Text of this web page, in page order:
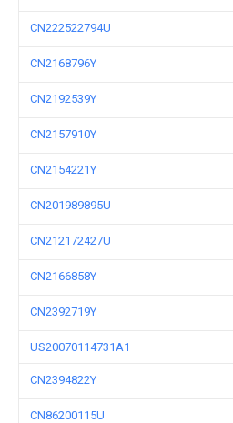
CN222522794U
CN2168796Y
CN2192539Y
CN2157910Y
CN2154221Y
CN201989895U
CN212172427U
CN2166858Y
CN2392719Y
US20070114731A1
CN2394822Y
CN86200115U